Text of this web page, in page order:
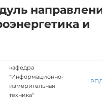
и
кафедра
"Информационно-
измерительная
техника"